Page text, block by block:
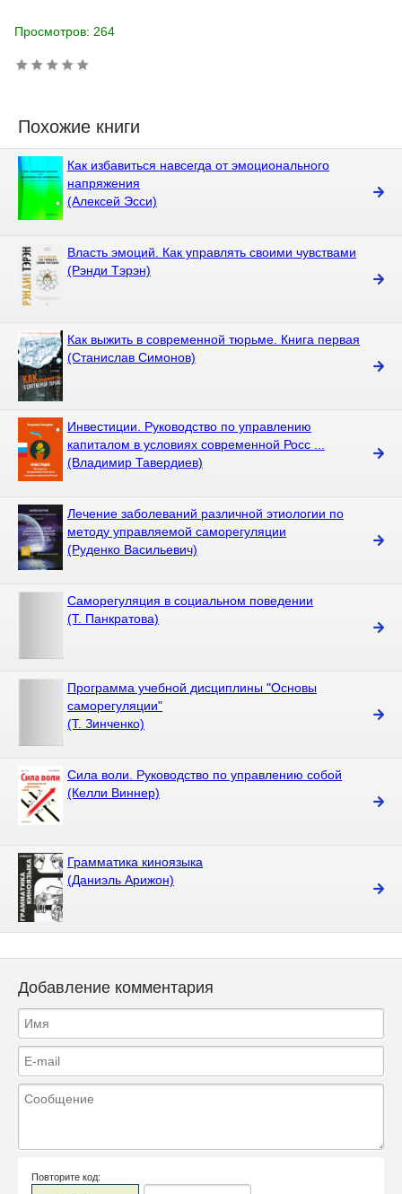
Просмотров: 264
Похожие книги
Как избавиться навсегда от эмоционального
напряжения
(Алексей Эсси)
Власть эмоций. Как управлять своими чувствами
(Рэнди Тэрэн)
Как выжить в современной тюрьме. Книга первая
(Станислав Симонов)
Инвестиции. Руководство по управлению
капиталом в условиях современной Росс ...
(Владимир Тавердиев)
Лечение заболеваний различной этиологии по
методу управляемой саморегуляции
(Руденко Васильевич)
Саморегуляция в социальном поведении
(Т. Панкратова)
Программа учебной дисциплины "Основы
саморегуляции"
(Т. Зинченко)
Сила воли. Руководство по управлению собой
(Келли Виннер)
Грамматика киноязыка
(Даниэль Арижон)
Добавление комментария
Повторите код: